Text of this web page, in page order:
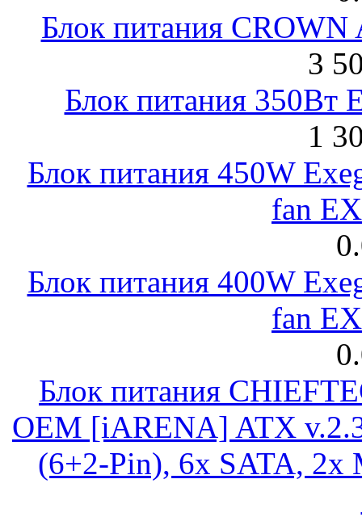
Блок питания
3
Блок питания 350Вт
1
Блок питания 450W
fan
Блок питания 400W
fan
Блок питания
OEM [iARENA] ATX
(6+2-Pin), 6x SATA, 2x